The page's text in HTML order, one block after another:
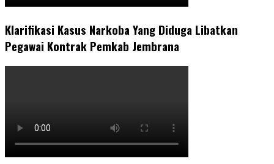
Klarifikasi Kasus Narkoba Yang Diduga Libatkan
Pegawai Kontrak Pemkab Jembrana